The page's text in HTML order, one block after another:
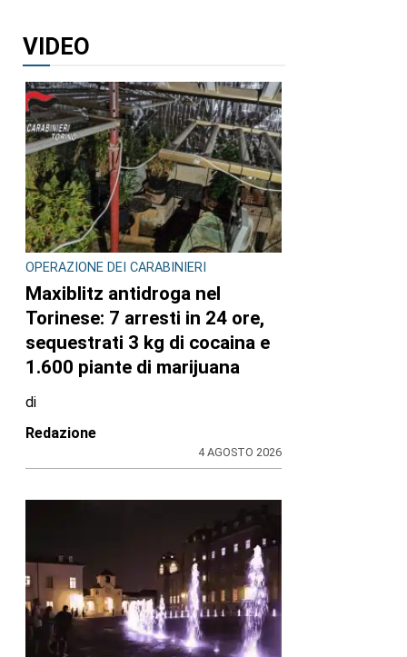
VIDEO
OPERAZIONE DEI CARABINIERI
Maxiblitz antidroga nel
Torinese: 7 arresti in 24 ore,
sequestrati 3 kg di cocaina e
1.600 piante di marijuana
di
Redazione
4 AGOSTO 2026